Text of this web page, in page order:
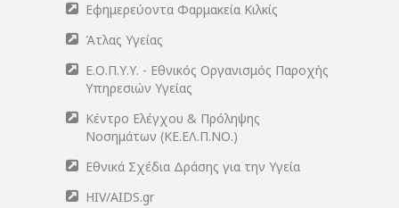
Εφημερεύοντα Φαρμακεία Κιλκίς
Άτλας Υγείας
Ε.Ο.Π.Υ.Υ. - Εθνικός Οργανισμός Παροχής
Υπηρεσιών Υγείας
Κέντρο Ελέγχου & Πρόληψης
Νοσημάτων (ΚΕ.ΕΛ.Π.ΝΟ.)
Εθνικά Σχέδια Δράσης για την Υγεία
HIV/AIDS.gr